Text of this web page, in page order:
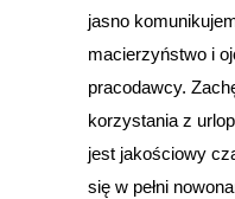
jasno
macierzyństwo i
pracodawcy.
korzystania z
jest jakościowy
się w pełni